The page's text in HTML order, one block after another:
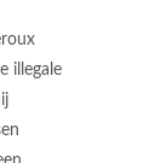
illegale